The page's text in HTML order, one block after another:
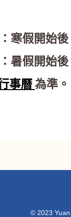
寒假開始後
暑假開始後
事曆為準。
© 2023